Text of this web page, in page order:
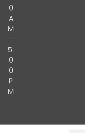
0
A
M
-
5:
0
0
P
M